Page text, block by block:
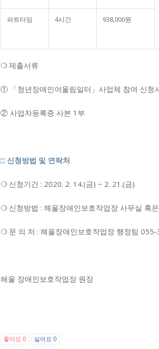
파트타임 4시간 938,000원
❍ 제출서류
① 「청년장애인어울림일터」사업체 참여 신청
② 사업자등록증 사본 1부
□ 신청방법 및 연락처
❍ 신청기간 : 2020. 2. 14.(금) ~ 2. 21.(금)
❍ 신청방법 : 해울장애인보호작업장 사무실 혹
❍ 문 의 처 : 해울장애인보호작업장 행정팀
해울 장애인보호작업장 원장
좋아요 0 싫어요 0